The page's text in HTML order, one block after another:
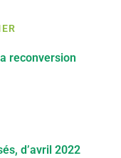
reconversion
d’avril 2022